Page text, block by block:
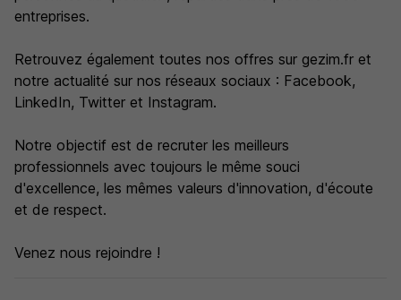
entreprises.
Retrouvez également toutes nos offres sur gezim.fr et
notre actualité sur nos réseaux sociaux : Facebook,
LinkedIn, Twitter et Instagram.
Notre objectif est de recruter les meilleurs
professionnels avec toujours le même souci
d'excellence, les mêmes valeurs d'innovation, d'écoute
et de respect.
Venez nous rejoindre !